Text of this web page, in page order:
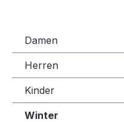
Damen
Herren
Kinder
Winter